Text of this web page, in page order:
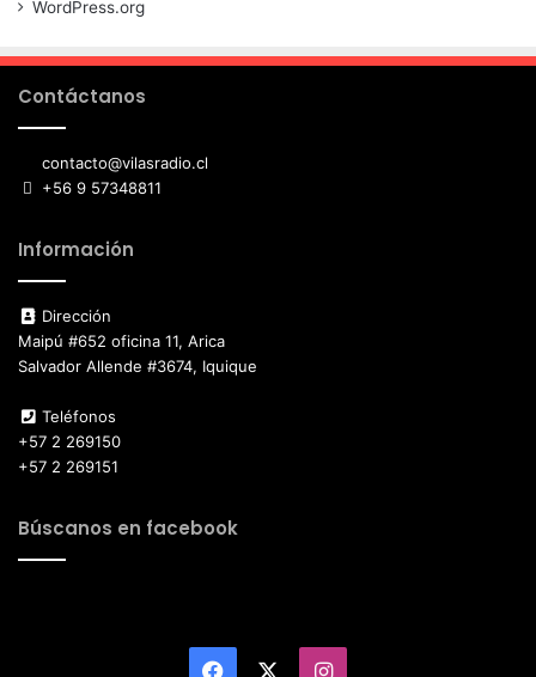
WordPress.org
Contáctanos
contacto@vilasradio.cl
+56 9 57348811
Información
Dirección
Maipú #652 oficina 11, Arica
Salvador Allende #3674, Iquique
Teléfonos
+57 2 269150
+57 2 269151
Búscanos en facebook
Facebook Instagram